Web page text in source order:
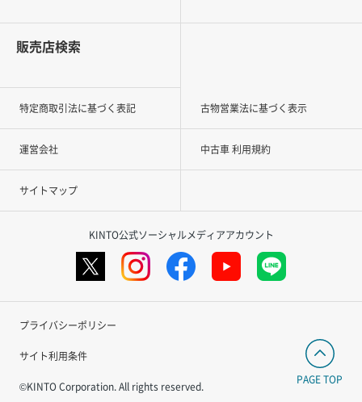
販売店検索
特定商取引法に基づく表記 古物営業法に基づく表示
運営会社 中古車 利用規約
サイトマップ
KINTO公式ソーシャルメディアアカウント
プライバシーポリシー
サイト利用条件
©KINTO Corporation. All rights reserved.
PAGE TOP